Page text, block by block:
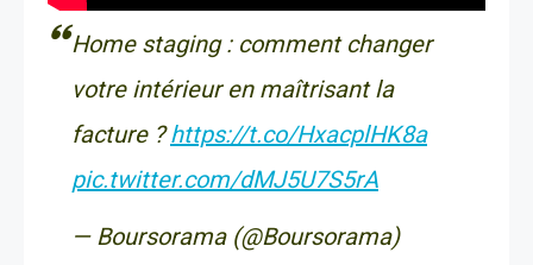
Home staging : comment changer
votre intérieur en maîtrisant la
facture ?https://t.co/HxacplHK8a
pic.twitter.com/dMJ5U7S5rA
— Boursorama (@Boursorama)